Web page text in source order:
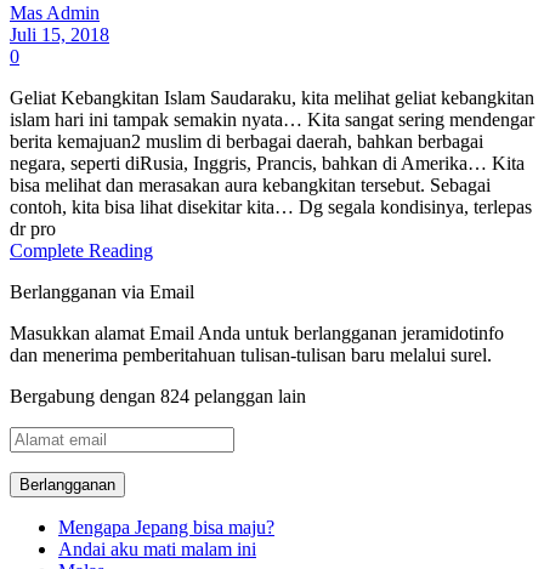
Mas Admin
Juli 15, 2018
0
Geliat Kebangkitan Islam Saudaraku, kita melihat geliat kebangkitan
islam hari ini tampak semakin nyata… Kita sangat sering mendengar
berita kemajuan2 muslim di berbagai daerah, bahkan berbagai
negara, seperti diRusia, Inggris, Prancis, bahkan di Amerika… Kita
bisa melihat dan merasakan aura kebangkitan tersebut. Sebagai
contoh, kita bisa lihat disekitar kita… Dg segala kondisinya, terlepas
dr pro
Complete Reading
Berlangganan via Email
Masukkan alamat Email Anda untuk berlangganan jeramidotinfo
dan menerima pemberitahuan tulisan-tulisan baru melalui surel.
Bergabung dengan 824 pelanggan lain
Alamat
email
Mengapa Jepang bisa maju?
Andai aku mati malam ini